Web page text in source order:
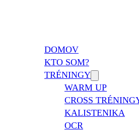
DOMOV
KTO SOM?
TRÉNINGY
WARM UP
CROSS
KALISTENIKA
OCR